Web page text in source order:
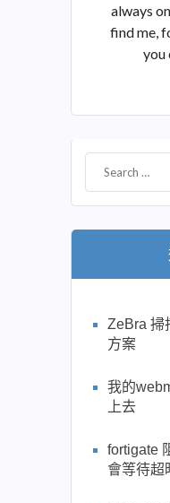
always
find me,
you
ZeBra 掃
方案
我的
上去
fortigate
會等待超